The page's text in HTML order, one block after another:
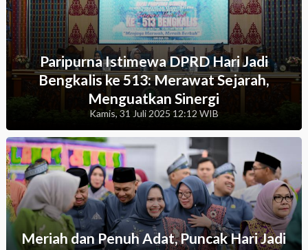
Paripurna Istimewa DPRD Hari Jadi
Bengkalis ke 513: Merawat Sejarah,
Menguatkan Sinergi
Kamis, 31 Juli 2025 12:12 WIB
Meriah dan Penuh Adat, Puncak Hari Jadi